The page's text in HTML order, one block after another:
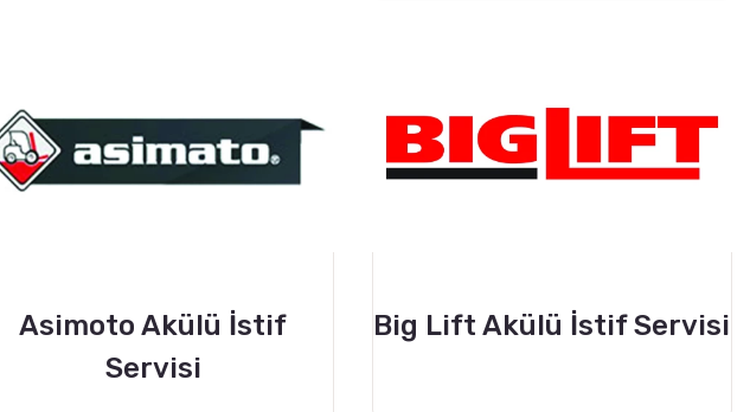
Asimoto Akülü İstif
Servisi
Big Lift Akülü İstif Servisi